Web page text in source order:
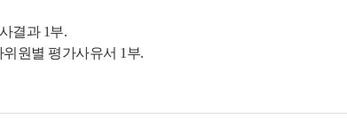
결과 1부.
원별 평가사유서 1부.